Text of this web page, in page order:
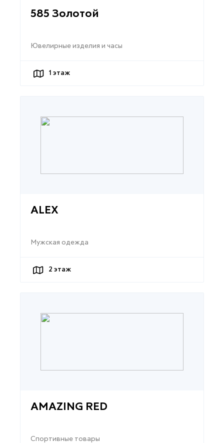
585 Золотой
Ювелирные изделия и часы
1 этаж
ALEX
Мужская одежда
2 этаж
AMAZING RED
Спортивные товары